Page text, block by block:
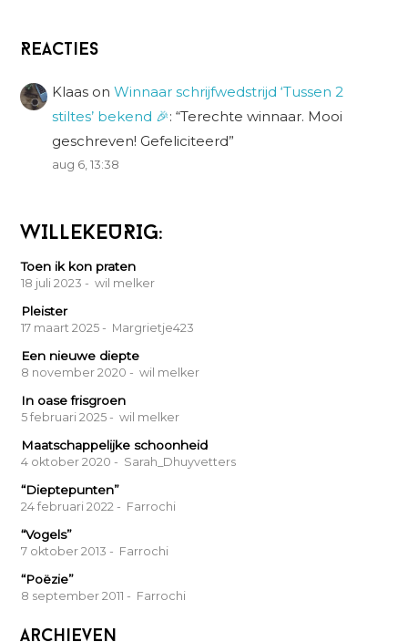
Reacties
Klaas onWinnaar schrijfwedstrijd ‘Tussen 2
stiltes’ bekend 🎉: “Terechte winnaar. Mooi
geschreven! Gefeliciteerd”
aug 6, 13:38
WILLEKEURIG:
Toen ik kon praten
18 juli 2023 - wil melker
Pleister
17 maart 2025 - Margrietje423
Een nieuwe diepte
8 november 2020 - wil melker
In oase frisgroen
5 februari 2025 - wil melker
Maatschappelijke schoonheid
4 oktober 2020 - Sarah_Dhuyvetters
“Dieptepunten”
24 februari 2022 - Farrochi
“Vogels”
7 oktober 2013 - Farrochi
“Poëzie”
8 september 2011 - Farrochi
Archieven